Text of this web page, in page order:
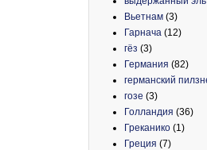
Вьетнам (3)
Гарнача (12)
гёз (3)
Германия (82)
германский
гозе (3)
Голландия (36)
Греканико (1)
Греция (7)